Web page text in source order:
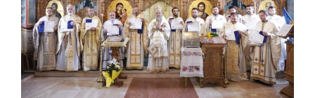
2011
2010
2009